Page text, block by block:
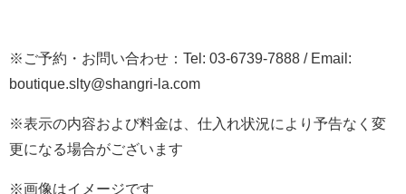
※ご予約・お問い合わせ：Tel: 03-6739-7888 / Email:
boutique.slty@shangri-la.com
※表示の内容および料金は、仕入れ状況により予告なく変
更になる場合がございます
※画像はイメージです